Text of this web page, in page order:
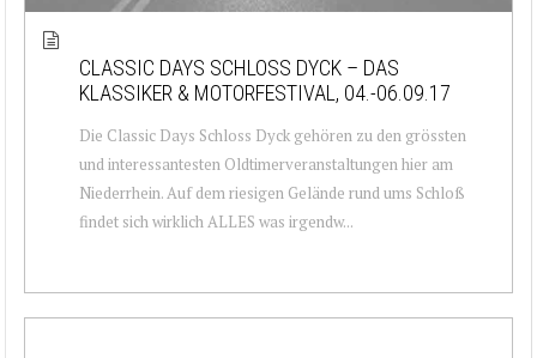
CLASSIC DAYS SCHLOSS DYCK – DAS
KLASSIKER & MOTORFESTIVAL, 04.-06.09.17
Die Classic Days Schloss Dyck gehören zu den grössten
und interessantesten Oldtimerveranstaltungen hier am
Niederrhein. Auf dem riesigen Gelände rund ums Schloß
findet sich wirklich ALLES was irgendw...